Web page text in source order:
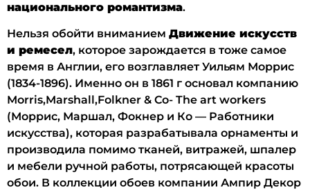
национального романтизма.
Нельзя обойти вниманием Движение искусств
и ремесел, которое зарождается в тоже самое
время в Англии, его возглавляет Уильям Моррис
(1834-1896). Именно он в 1861 г основал компанию
Morris,Marshall,Folkner & Co- The art workers
(Моррис, Маршал, Фокнер и Ко — Работники
искусства), которая разрабатывала орнаменты и
производила помимо тканей, витражей, шпалер
и мебели ручной работы, потрясающей красоты
обои. В коллекции обоев компании Ампир Декор